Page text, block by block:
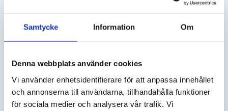
Samtycke Information Om
Denna webbplats använder cookies
Vi använder enhetsidentifierare för att anpassa innehållet
och annonserna till användarna, tillhandahålla funktioner
för sociala medier och analysera vår trafik. Vi
E-post
Genom att klicka på Skicka godkänner du vår
personuppgiftspolicy.